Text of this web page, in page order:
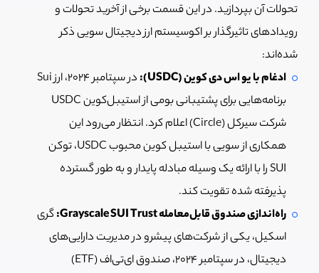
تحولات آن بپردازید. در این قسمت برخی از آخرید تحولات و
رویدادهای تاثیرگذار بر اکوسیستم ارز دیجیتال سویی ذکر
شده‌اند:
ادغام با یو اس دی کوین (USDC):
در سپتامبر ۲۰۲۴، ارز Sui
برنامه‌هایی برای پشتیبانی بومی از استیبل‌کوین USDC
شرکت سیرکل (Circle) اعلام کرد. انتظار می‌رود این
همکاری از سویی با استیبل کوین محبوب USDC، توکن
SUI را با ارائه یک وسیله مبادله پایدار و به طور گسترده
پذیرفته شده تقویت کند.
راه‌اندازی صندوق قابل‌معامله Grayscale SUI Trust:
گری
اسکیل، یکی از شرکت‌های پیشرو در مدیریت دارایی‌های
دیجیتال، در سپتامبر ۲۰۲۴، صندوق ای‌تی‌اف (ETF)